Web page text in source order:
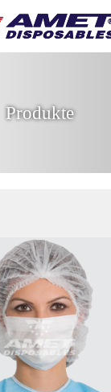
Produkte